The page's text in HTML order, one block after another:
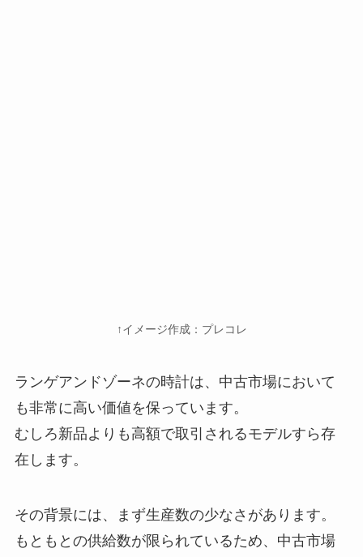
↑イメージ作成：プレコレ
ランゲアンドゾーネの時計は、中古市場において
も非常に高い価値を保っています。
むしろ新品よりも高額で取引されるモデルすら存
在します。
その背景には、まず生産数の少なさがあります。
もともとの供給数が限られているため、中古市場